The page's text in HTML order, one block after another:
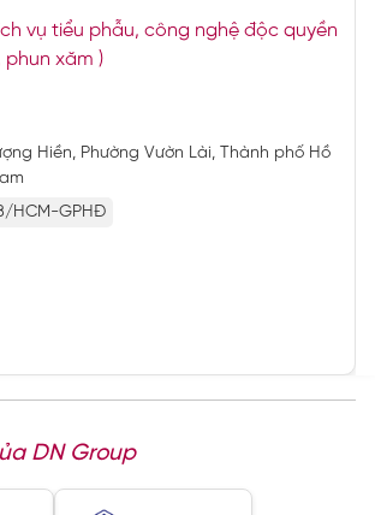
vụ tiểu phẫu, công nghệ độc quyền
phun xăm )
Hiền, Phường Vườn Lài, Thành phố Hồ
HCM-GPHĐ
DN Group